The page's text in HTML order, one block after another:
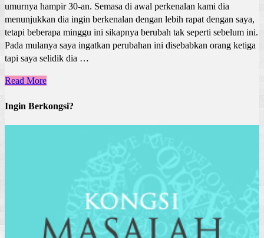
umurnya hampir 30-an. Semasa di awal perkenalan kami dia
menunjukkan dia ingin berkenalan dengan lebih rapat dengan saya,
tetapi beberapa minggu ini sikapnya berubah tak seperti sebelum ini.
Pada mulanya saya ingatkan perubahan ini disebabkan orang ketiga
tapi saya selidik dia …
Read More
Ingin Berkongsi?